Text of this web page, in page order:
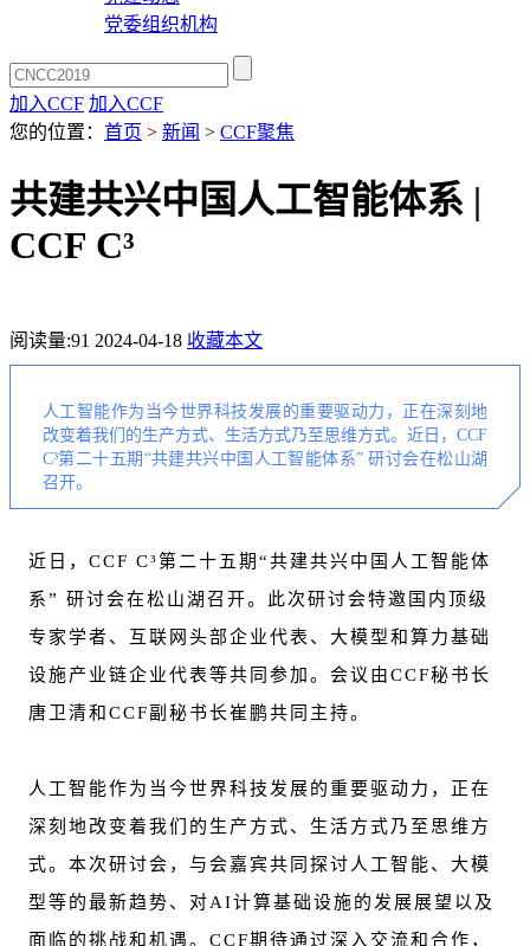
党委组织机构
加入CCF 加入CCF
您的位置： 首页 > 新闻 > CCF聚焦
共建共兴中国人工智能体系 |
CCF C³
阅读量:91 2024-04-18 收藏本文
人工智能作为当今世界科技发展的重要驱动力，正在深刻地
改变着我们的生产方式、生活方式乃至思维方式。近日，CCF
C³第二十五期“共建共兴中国人工智能体系” 研讨会在松山湖
召开。
近日，CCF C³第二十五期“共建共兴中国人工智能体
系” 研讨会在松山湖召开。此次研讨会特邀国内顶级
专家学者、互联网头部企业代表、大模型和算力基础
设施产业链企业代表等共同参加。会议由CCF秘书长
唐卫清和CCF副秘书长崔鹏共同主持。
人工智能作为当今世界科技发展的重要驱动力，正在
深刻地改变着我们的生产方式、生活方式乃至思维方
式。本次研讨会，与会嘉宾共同探讨人工智能、大模
型等的最新趋势、对AI计算基础设施的发展展望以及
面临的挑战和机遇。CCF期待通过深入交流和合作，